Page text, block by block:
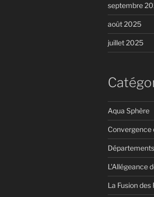
septembre
août 2025
juillet 2025
Aqua Sphère
Convergence
Départements
L'Allégeance
La Fusion des